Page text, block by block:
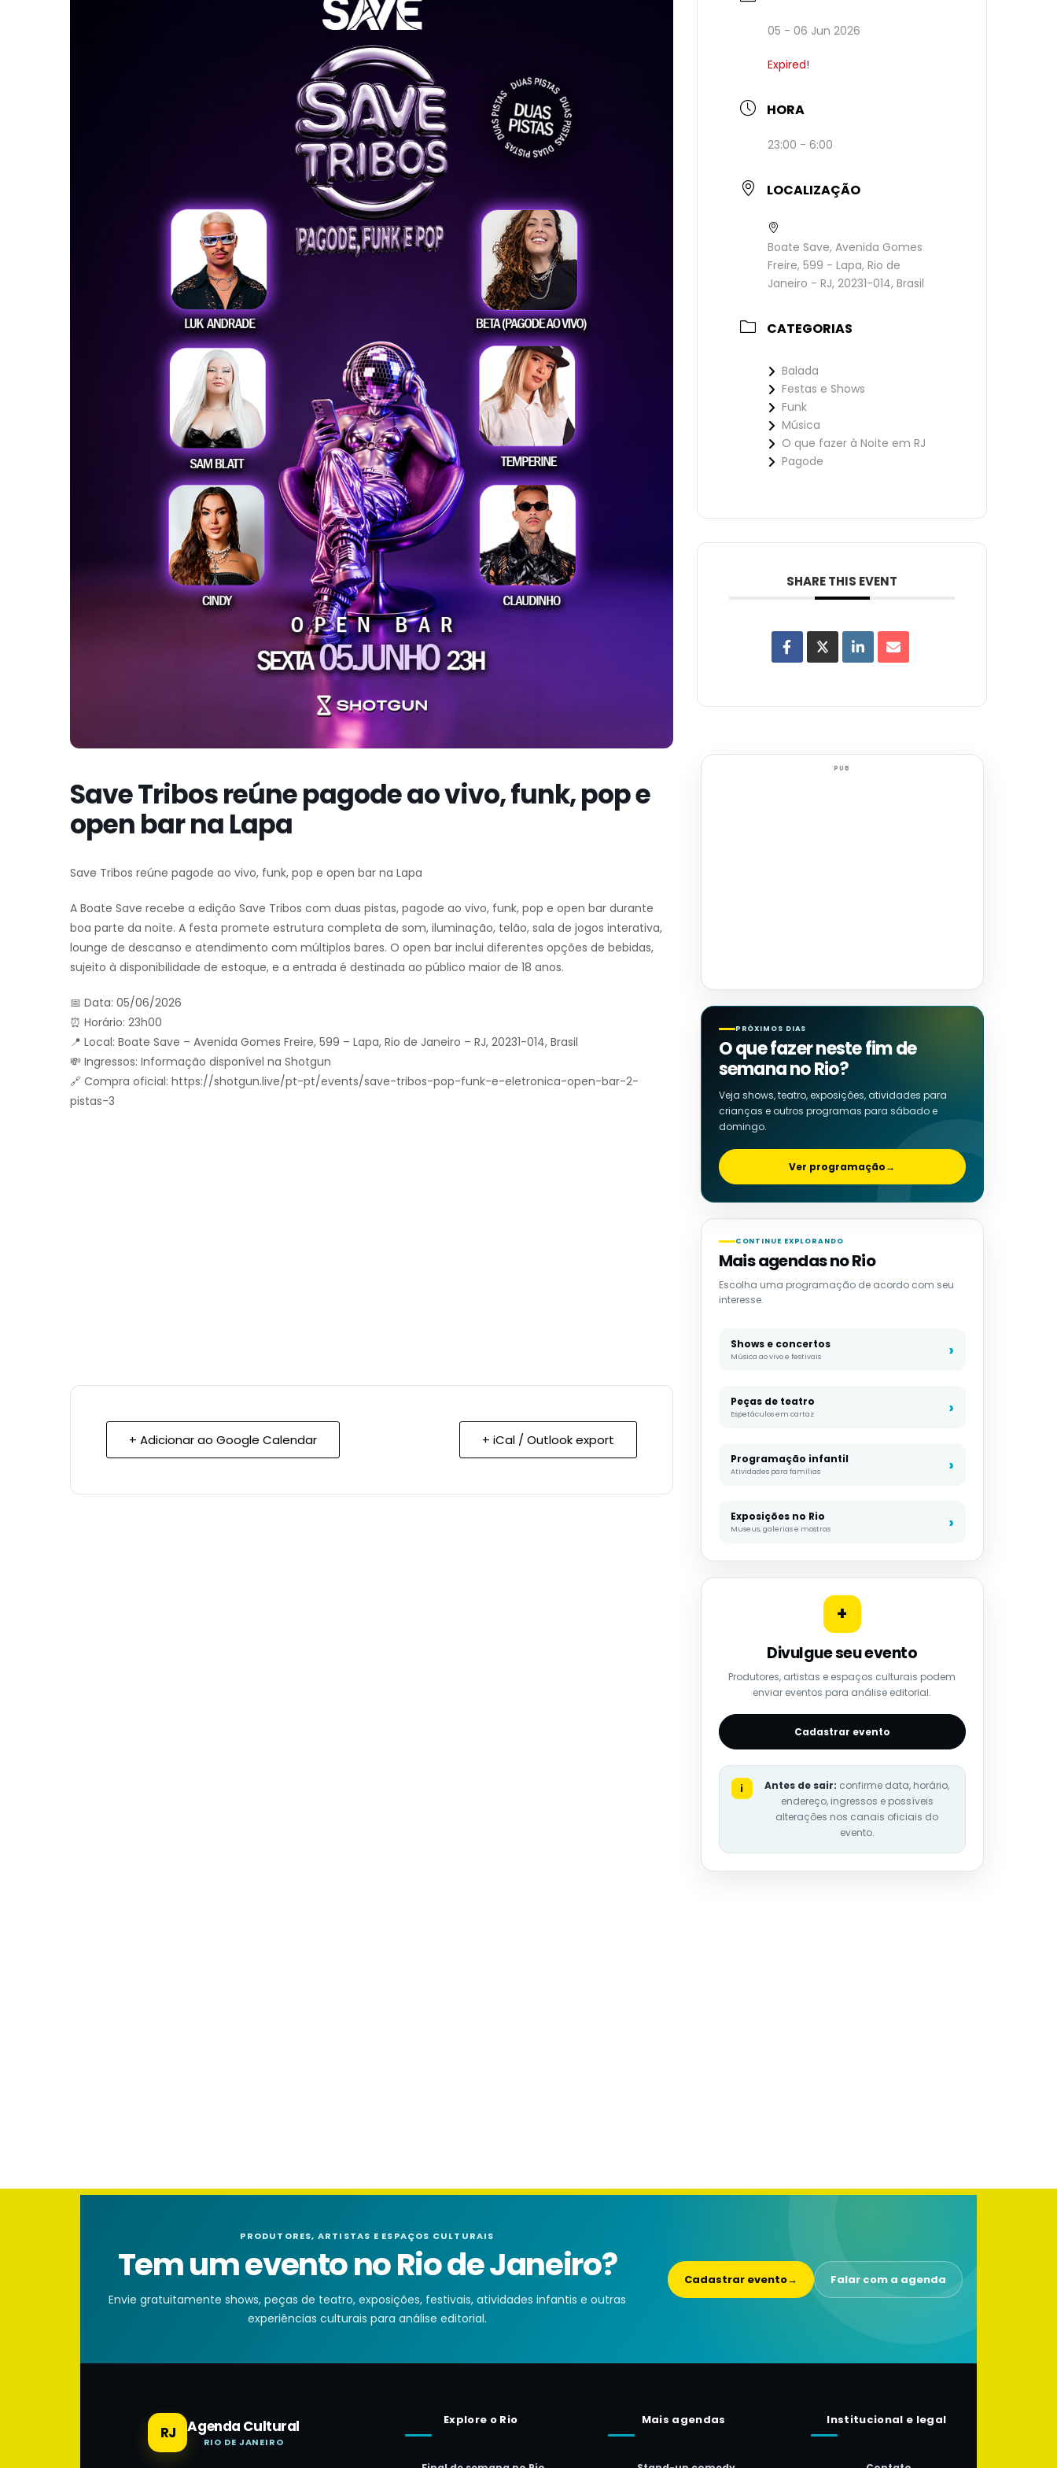
Save Tribos reúne pagode ao vivo, funk, pop e
open bar na Lapa
Save Tribos reúne pagode ao vivo, funk, pop e open bar na Lapa
A Boate Save recebe a edição Save Tribos com duas pistas, pagode ao vivo, funk, pop e open bar durante
boa parte da noite. A festa promete estrutura completa de som, iluminação, telão, sala de jogos interativa,
lounge de descanso e atendimento com múltiplos bares. O open bar inclui diferentes opções de bebidas,
sujeito à disponibilidade de estoque, e a entrada é destinada ao público maior de 18 anos.
📅 Data: 05/06/2026
⏰ Horário: 23h00
📍 Local: Boate Save – Avenida Gomes Freire, 599 – Lapa, Rio de Janeiro – RJ, 20231-014, Brasil
💸 Ingressos: Informação disponível na Shotgun
🔗 Compra oficial: https://shotgun.live/pt-pt/events/save-tribos-pop-funk-e-eletronica-open-bar-2-
pistas-3
+ Adicionar ao Google Calendar + iCal / Outlook export
05 - 06 Jun 2026
Expired!
HORA
23:00 - 6:00
LOCALIZAÇÃO
Boate Save, Avenida Gomes
Freire, 599 - Lapa, Rio de
Janeiro - RJ, 20231-014, Brasil
CATEGORIAS
Balada
Festas e Shows
Funk
Música
O que fazer à Noite em RJ
Pagode
SHARE THIS EVENT
PUB
PRÓXIMOS DIAS
O que fazer neste fim de
semana no Rio?
Veja shows, teatro, exposições, atividades para
crianças e outros programas para sábado e
domingo.
Ver programação→
CONTINUE EXPLORANDO
Mais agendas no Rio
Escolha uma programação de acordo com seu
interesse.
Shows e concertos
Música ao vivo e festivais
Peças de teatro
Espetáculos em cartaz
Programação infantil
Atividades para famílias
Exposições no Rio
Museus, galerias e mostras
+
Divulgue seu evento
Produtores, artistas e espaços culturais podem
enviar eventos para análise editorial.
Cadastrar evento
i Antes de sair: confirme data, horário,
endereço, ingressos e possíveis
alterações nos canais oficiais do
evento.
PRODUTORES, ARTISTAS E ESPAÇOS CULTURAIS
Tem um evento no Rio de Janeiro?
Envie gratuitamente shows, peças de teatro, exposições, festivais, atividades infantis e outras
experiências culturais para análise editorial.
Cadastrar evento→ Falar com a agenda
RJ Agenda Cultural
RIO DE JANEIRO
Explore o Rio Mais agendas Institucional e legal